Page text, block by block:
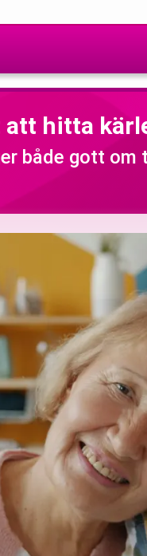
hitta
både gott